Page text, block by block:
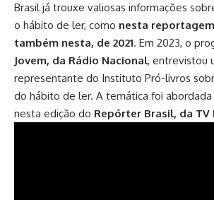
Brasil já trouxe valiosas informações
o hábito de ler, como nesta reportagem
também nesta, de 2021. Em 2023, o
Jovem, da Rádio Nacional, entrevistou
representante do Instituto Pró-livros
do hábito de ler. A temática foi abordada
nesta edição do Repórter Brasil, da TV